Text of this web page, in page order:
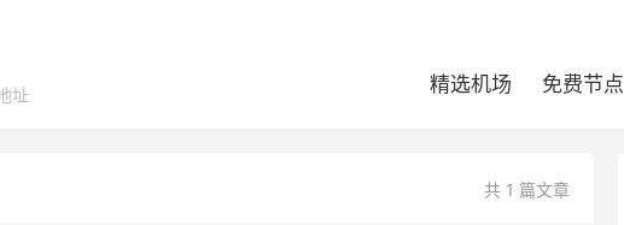
址
精选机场 免费节点
共 1 篇文章